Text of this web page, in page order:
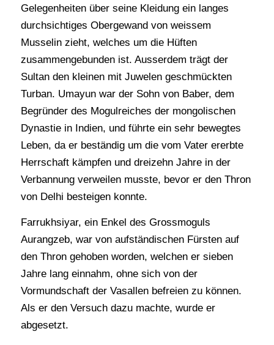
Gelegenheiten über seine Kleidung ein langes
durchsichtiges Obergewand von weissem
Musselin zieht, welches um die Hüften
zusammengebunden ist. Ausserdem trägt der
Sultan den kleinen mit Juwelen geschmückten
Turban. Umayun war der Sohn von Baber, dem
Begründer des Mogulreiches der mongolischen
Dynastie in Indien, und führte ein sehr bewegtes
Leben, da er beständig um die vom Vater ererbte
Herrschaft kämpfen und dreizehn Jahre in der
Verbannung verweilen musste, bevor er den Thron
von Delhi besteigen konnte.
Farrukhsiyar, ein Enkel des Grossmoguls
Aurangzeb, war von aufständischen Fürsten auf
den Thron gehoben worden, welchen er sieben
Jahre lang einnahm, ohne sich von der
Vormundschaft der Vasallen befreien zu können.
Als er den Versuch dazu machte, wurde er
abgesetzt.